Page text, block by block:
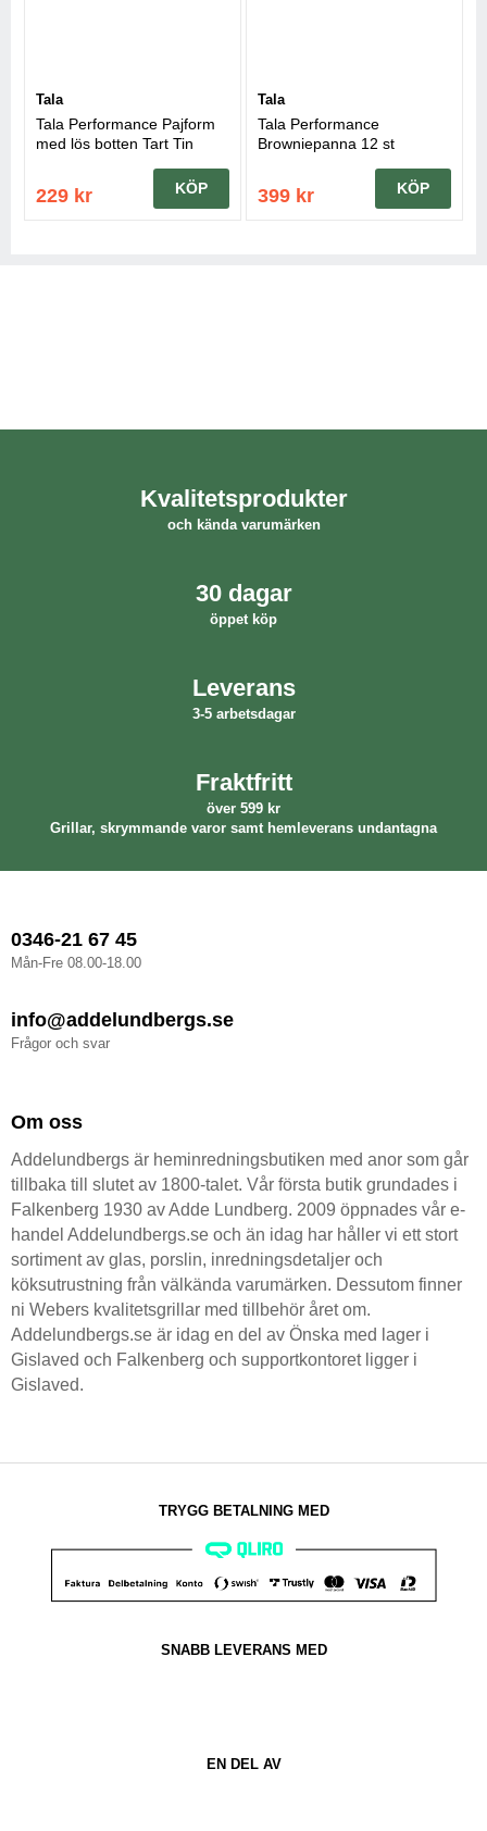
Tala
Tala Performance Pajform
med lös botten Tart Tin
229 kr KÖP
Tala
Tala Performance
Browniepanna 12 st
399 kr KÖP
Kvalitetsprodukter
och kända varumärken
30 dagar
öppet köp
Leverans
3-5 arbetsdagar
Fraktfritt
över 599 kr
Grillar, skrymmande varor samt hemleverans undantagna
0346-21 67 45
Mån-Fre 08.00-18.00
info@addelundbergs.se
Frågor och svar
Om oss
Addelundbergs är heminredningsbutiken med anor som går
tillbaka till slutet av 1800-talet. Vår första butik grundades i
Falkenberg 1930 av Adde Lundberg. 2009 öppnades vår e-
handel Addelundbergs.se och än idag har håller vi ett stort
sortiment av glas, porslin, inredningsdetaljer och
köksutrustning från välkända varumärken. Dessutom finner
ni Webers kvalitetsgrillar med tillbehör året om.
Addelundbergs.se är idag en del av Önska med lager i
Gislaved och Falkenberg och supportkontoret ligger i
Gislaved.
TRYGG BETALNING MED​
SNABB LEVERANS MED
EN DEL AV